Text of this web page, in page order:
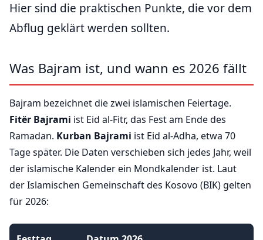
Hier sind die praktischen Punkte, die vor dem
Abflug geklärt werden sollten.
Was Bajram ist, und wann es 2026 fällt
Bajram bezeichnet die zwei islamischen Feiertage.
Fitër Bajrami ist Eid al-Fitr, das Fest am Ende des
Ramadan. Kurban Bajrami ist Eid al-Adha, etwa 70
Tage später. Die Daten verschieben sich jedes Jahr, weil
der islamische Kalender ein Mondkalender ist. Laut
der Islamischen Gemeinschaft des Kosovo (BIK) gelten
für 2026: